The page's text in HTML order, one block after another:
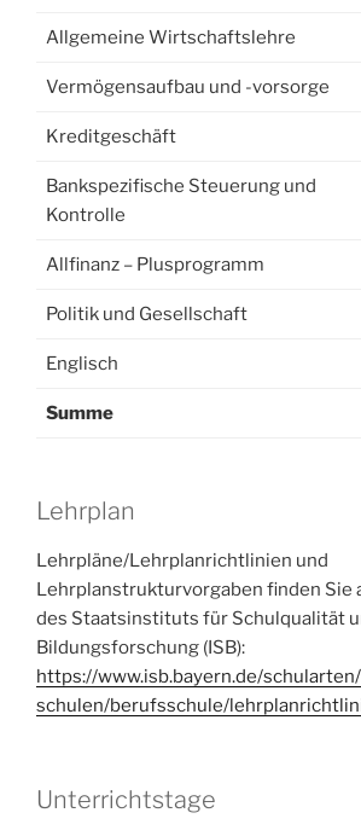
Allgemeine Wirtschaftslehre
Vermögensaufbau und -vorsorge
Kreditgeschäft
Bankspezifische Steuerung und
Kontrolle
Allfinanz – Plusprogramm
Politik und Gesellschaft
Englisch
Summe
Lehrplan
Lehrpläne/Lehrplanrichtlinien und
Lehrplanstrukturvorgaben finden Sie
des Staatsinstituts für Schulqualität
Bildungsforschung (ISB):
https://www.isb.bayern.de/
schulen/berufsschule/
Unterrichtstage